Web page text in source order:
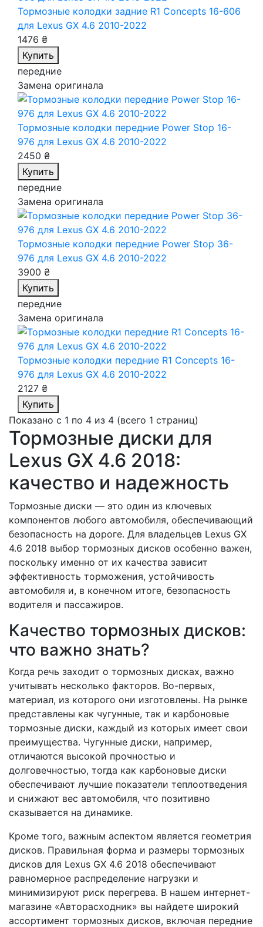
Тормозные колодки задние R1 Concepts 16-606
для Lexus GX 4.6 2010-2022
1476 ₴
Купить
передние
Замена оригинала
Тормозные колодки передние Power Stop 16-
976 для Lexus GX 4.6 2010-2022
2450 ₴
Купить
передние
Замена оригинала
Тормозные колодки передние Power Stop 36-
976 для Lexus GX 4.6 2010-2022
3900 ₴
Купить
передние
Замена оригинала
Тормозные колодки передние R1 Concepts 16-
976 для Lexus GX 4.6 2010-2022
2127 ₴
Купить
Показано с 1 по 4 из 4 (всего 1 страниц)
Тормозные диски для
Lexus GX 4.6 2018:
качество и надежность
Тормозные диски — это один из ключевых
компонентов любого автомобиля, обеспечивающий
безопасность на дороге. Для владельцев Lexus GX
4.6 2018 выбор тормозных дисков особенно важен,
поскольку именно от их качества зависит
эффективность торможения, устойчивость
автомобиля и, в конечном итоге, безопасность
водителя и пассажиров.
Качество тормозных дисков:
что важно знать?
Когда речь заходит о тормозных дисках, важно
учитывать несколько факторов. Во-первых,
материал, из которого они изготовлены. На рынке
представлены как чугунные, так и карбоновые
тормозные диски, каждый из которых имеет свои
преимущества. Чугунные диски, например,
отличаются высокой прочностью и
долговечностью, тогда как карбоновые диски
обеспечивают лучшие показатели теплоотведения
и снижают вес автомобиля, что позитивно
сказывается на динамике.
Кроме того, важным аспектом является геометрия
дисков. Правильная форма и размеры тормозных
дисков для Lexus GX 4.6 2018 обеспечивают
равномерное распределение нагрузки и
минимизируют риск перегрева. В нашем интернет-
магазине «Авторасходник» вы найдете широкий
ассортимент тормозных дисков, включая передние